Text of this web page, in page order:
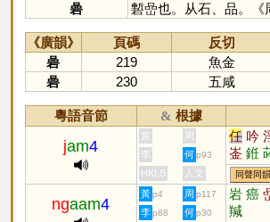
碞
磛嵒也。从石、品。《
《廣韻》 頁碼 反切
碞
219
魚金
碞
230 五咸
粵語音節 & 根據
jam4
黃 周 任 吟
崟 銋
婬 冘
李 何 p93
HKLS 人文 同聲同韻
ngaam4
黃 p4 周 p117 岩 癌
羬
李 p88 何 p30